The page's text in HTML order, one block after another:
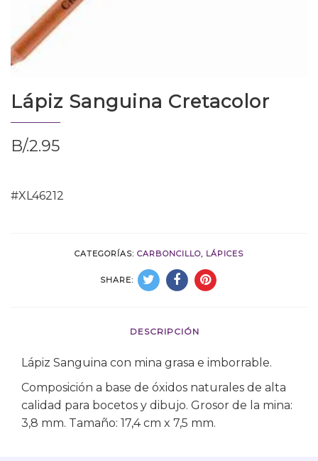
Lápiz Sanguina Cretacolor
B/.2.95
#XL46212
CATEGORÍAS: CARBONCILLO, LÁPICES
SHARE:
DESCRIPCIÓN
Lápiz Sanguina con mina grasa e imborrable.
Composición a base de óxidos naturales de alta
calidad para bocetos y dibujo. Grosor de la mina:
3,8 mm. Tamaño: 17,4 cm x 7,5 mm.